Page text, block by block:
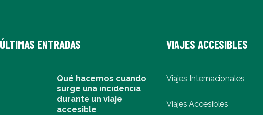
ÚLTIMAS ENTRADAS
Qué hacemos cuando
surge una incidencia
durante un viaje
accesible
VIAJES ACCESIBLES
Viajes Internacionales
Viajes Accesibles